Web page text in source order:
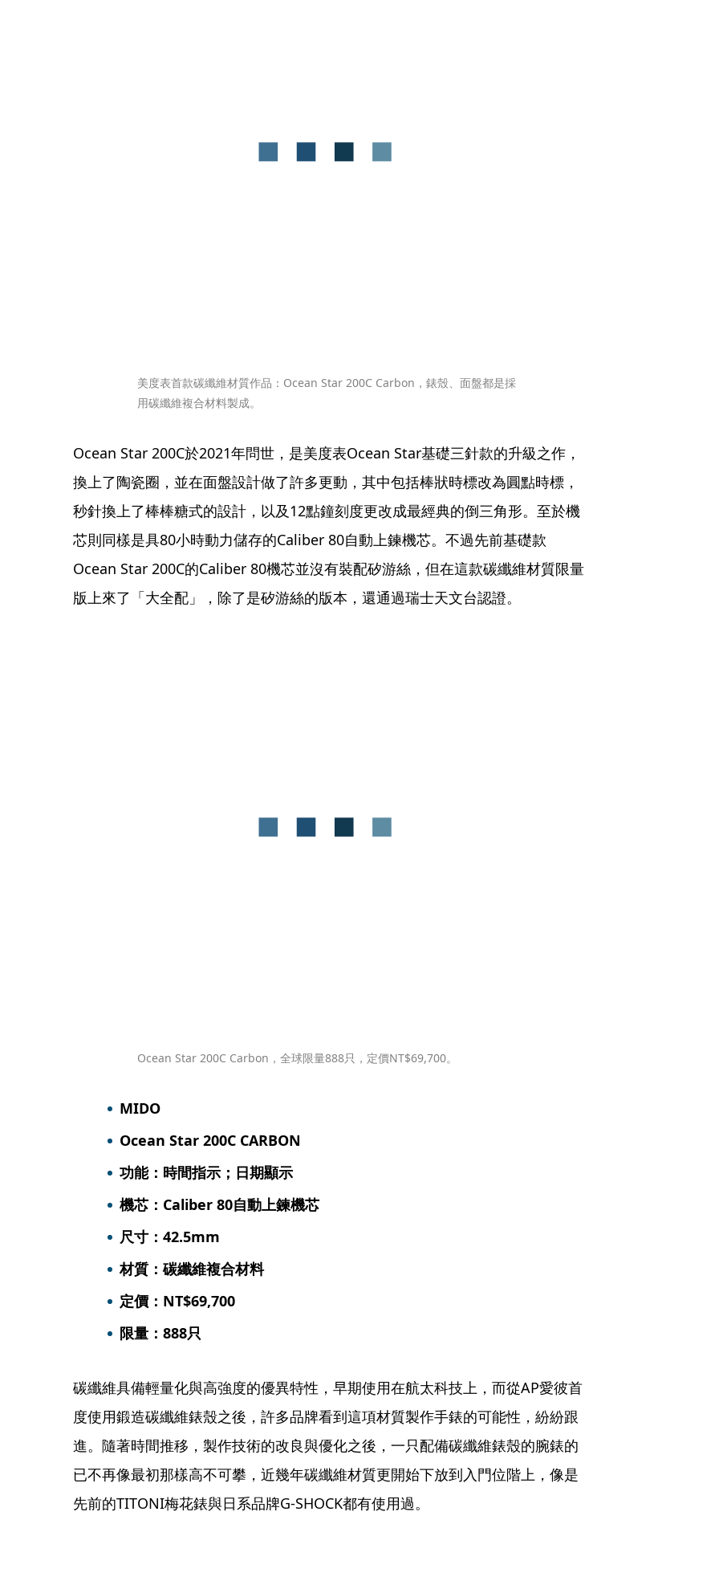
美度表首款碳纖維材質作品：Ocean Star 200C Carbon，錶殼、面盤都是採
用碳纖維複合材料製成。
Ocean Star 200C於2021年問世，是美度表Ocean Star基礎三針款的升級之作，
換上了陶瓷圈，並在面盤設計做了許多更動，其中包括棒狀時標改為圓點時標，
秒針換上了棒棒糖式的設計，以及12點鐘刻度更改成最經典的倒三角形。至於機
芯則同樣是具80小時動力儲存的Caliber 80自動上鍊機芯。不過先前基礎款
Ocean Star 200C的Caliber 80機芯並沒有裝配矽游絲，但在這款碳纖維材質限量
版上來了「大全配」，除了是矽游絲的版本，還通過瑞士天文台認證。
Ocean Star 200C Carbon，全球限量888只，定價NT$69,700。
MIDO
Ocean Star 200C CARBON
功能：時間指示；日期顯示
機芯：Caliber 80自動上鍊機芯
尺寸：42.5mm
材質：碳纖維複合材料
定價：NT$69,700
限量：888只
碳纖維具備輕量化與高強度的優異特性，早期使用在航太科技上，而從AP愛彼首
度使用鍛造碳纖維錶殼之後，許多品牌看到這項材質製作手錶的可能性，紛紛跟
進。隨著時間推移，製作技術的改良與優化之後，一只配備碳纖維錶殼的腕錶的
已不再像最初那樣高不可攀，近幾年碳纖維材質更開始下放到入門位階上，像是
先前的TITONI梅花錶與日系品牌G-SHOCK都有使用過。